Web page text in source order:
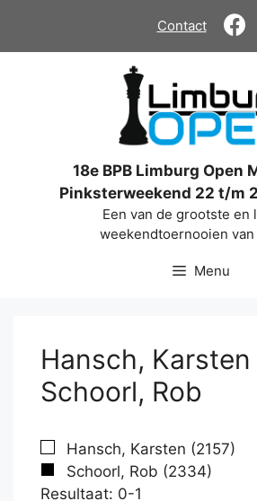
de
Contact
18e BPB Limburg Open
Pinksterweekend 22 t/m
Een van de grootste en
weekendtoernooien van
Menu
Hansch, Karsten
Schoorl, Rob
Hansch, Karsten (2157)
Schoorl, Rob (2334)
Resultaat: 0-1